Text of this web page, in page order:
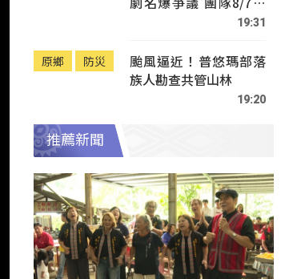
19:31
原鄉 防災
颱風逼近！普悠瑪部落
族人勘查共管山林
19:20
推薦新聞